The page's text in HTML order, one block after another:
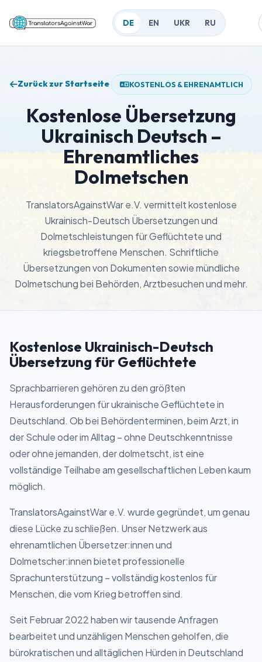
DE EN UKR RU
Zurück zur Startseite KOSTENLOS & EHRENAMTLICH
Kostenlose Übersetzung
Ukrainisch Deutsch –
Ehrenamtliches
Dolmetschen
TranslatorsAgainstWar e.V. vermittelt kostenlose
Ukrainisch-Deutsch Übersetzungen und
Dolmetschleistungen für Geflüchtete und
kriegsbetroffene Menschen. Schriftliche
Übersetzungen von Dokumenten sowie mündliche
Dolmetschung bei Behörden, Arztbesuchen und mehr.
Kostenlose Ukrainisch-Deutsch
Übersetzung für Geflüchtete
Sprachbarrieren gehören zu den größten
Herausforderungen für ukrainische Geflüchtete in
Deutschland. Ob bei Behördenterminen, beim Arzt, in
der Schule oder im Alltag – ohne Deutschkenntnisse
oder ohne jemanden, der dolmetscht, ist eine
vollständige Teilhabe am gesellschaftlichen Leben kaum
möglich.
TranslatorsAgainstWar e.V. wurde gegründet, um genau
diese Lücke zu schließen. Unser Netzwerk aus
ehrenamtlichen Übersetzer:innen und
Dolmetscher:innen bietet professionelle
Sprachunterstützung – vollständig kostenlos für
Menschen, die vom Krieg betroffen sind.
Seit Februar 2022 haben wir tausende Anfragen
bearbeitet und unzähligen Menschen geholfen, die
bürokratischen und alltäglichen Hürden in Deutschland